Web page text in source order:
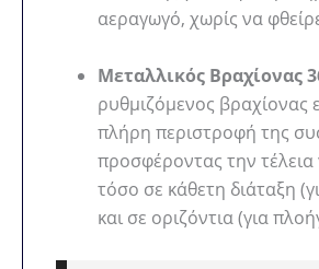
αεραγωγό, χωρίς να
Μεταλλικός Βραχίονας
ρυθμιζόμενος βραχίονας
πλήρη περιστροφή της
προσφέροντας την
τόσο σε κάθετη διάταξη
και σε οριζόντια (για